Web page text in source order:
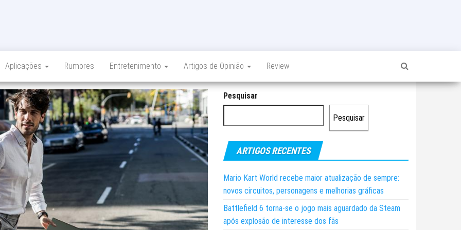
Aplicações Rumores Entretenimento Artigos de Opinião Review
Pesquisar
Pesquisar
ARTIGOS RECENTES
Mario Kart World recebe maior atualização de sempre:
novos circuitos, personagens e melhorias gráficas
Battlefield 6 torna-se o jogo mais aguardado da Steam
após explosão de interesse dos fãs